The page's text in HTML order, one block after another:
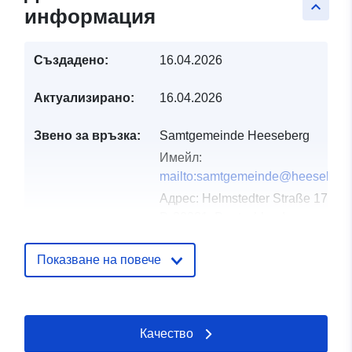
keyboard_arrow_up
информация
Създадено: 16.04.2026
Актуализирано: 16.04.2026
Звено за връзка:
Samtgemeinde Heeseberg
Имейл:
Адрес: Helmstedter Straße 17,
https://
запис:
May 2026
Актуализирана на
Показване на повече
Качество